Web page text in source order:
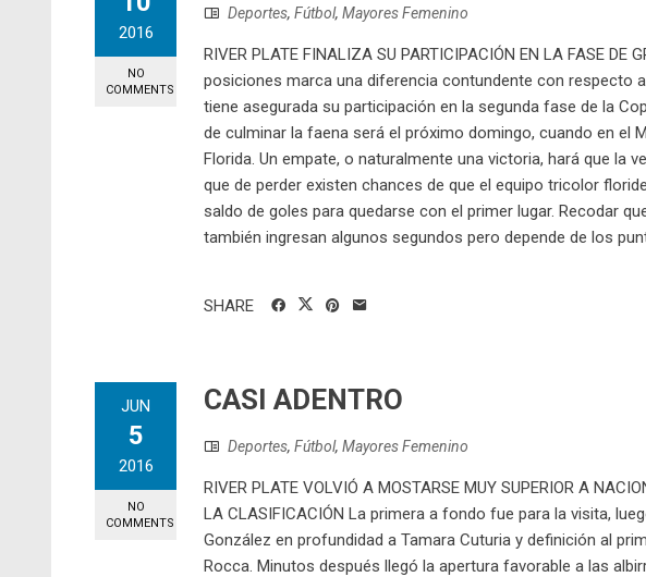
2016
NO
COMMENTS
Deportes, Fútbol, Mayores Femenino
RIVER PLATE FINALIZA SU PARTICIPACIÓN EN LA FASE DE
posiciones marca una diferencia contundente con respecto
tiene asegurada su participación en la segunda fase de la
de culminar la faena será el próximo domingo, cuando en el
Florida. Un empate, o naturalmente una victoria, hará que la
que de perder existen chances de que el equipo tricolor
saldo de goles para quedarse con el primer lugar. Recodar
también ingresan algunos segundos pero depende de los
SHARE
JUN
5
2016
NO
COMMENTS
CASI ADENTRO
Deportes, Fútbol, Mayores Femenino
RIVER PLATE VOLVIÓ A MOSTARSE MUY SUPERIOR A
LA CLASIFICACIÓN La primera a fondo fue para la visita,
González en profundidad a Tamara Cuturia y definición al
Rocca. Minutos después llegó la apertura favorable a las